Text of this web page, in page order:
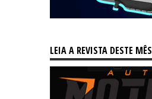
LEIA A REVISTA DESTE MÊS